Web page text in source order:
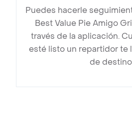
Puedes hacerle
Best Value Pie Amigo
través de la aplicación.
esté listo un repartidor te
de